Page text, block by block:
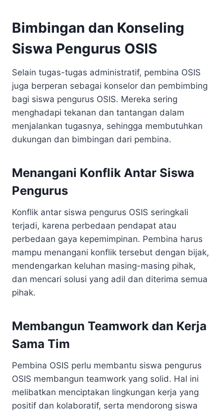
Bimbingan dan Konseling
Siswa Pengurus OSIS
Selain tugas-tugas administratif, pembina OSIS
juga berperan sebagai konselor dan pembimbing
bagi siswa pengurus OSIS. Mereka sering
menghadapi tekanan dan tantangan dalam
menjalankan tugasnya, sehingga membutuhkan
dukungan dan bimbingan dari pembina.
Menangani Konflik Antar Siswa
Pengurus
Konflik antar siswa pengurus OSIS seringkali
terjadi, karena perbedaan pendapat atau
perbedaan gaya kepemimpinan. Pembina harus
mampu menangani konflik tersebut dengan bijak,
mendengarkan keluhan masing-masing pihak,
dan mencari solusi yang adil dan diterima semua
pihak.
Membangun Teamwork dan Kerja
Sama Tim
Pembina OSIS perlu membantu siswa pengurus
OSIS membangun teamwork yang solid. Hal ini
melibatkan menciptakan lingkungan kerja yang
positif dan kolaboratif, serta mendorong siswa